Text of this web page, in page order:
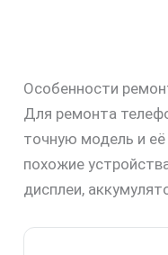
Особенности
Для ремонта
точную модель и
похожие
дисплеи,